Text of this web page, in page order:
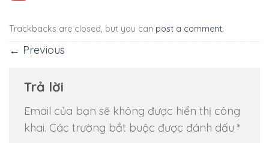
Trackbacks are closed, but you can post a comment.
← Previous
Trả lời
Email của bạn sẽ không được hiển thị công
khai. Các trường bắt buộc được đánh dấu *